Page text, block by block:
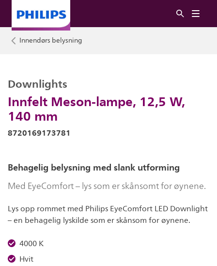
Innendørs belysning
Innfelt Meson-lampe, 12,5 W,
140 mm
Downlights
8720169173781
Behagelig belysning med slank utforming
Med EyeComfort – lys som er skånsomt for øynene.
Lys opp rommet med Philips EyeComfort LED Downlight
– en behagelig lyskilde som er skånsom for øynene.
4000 K
Hvit